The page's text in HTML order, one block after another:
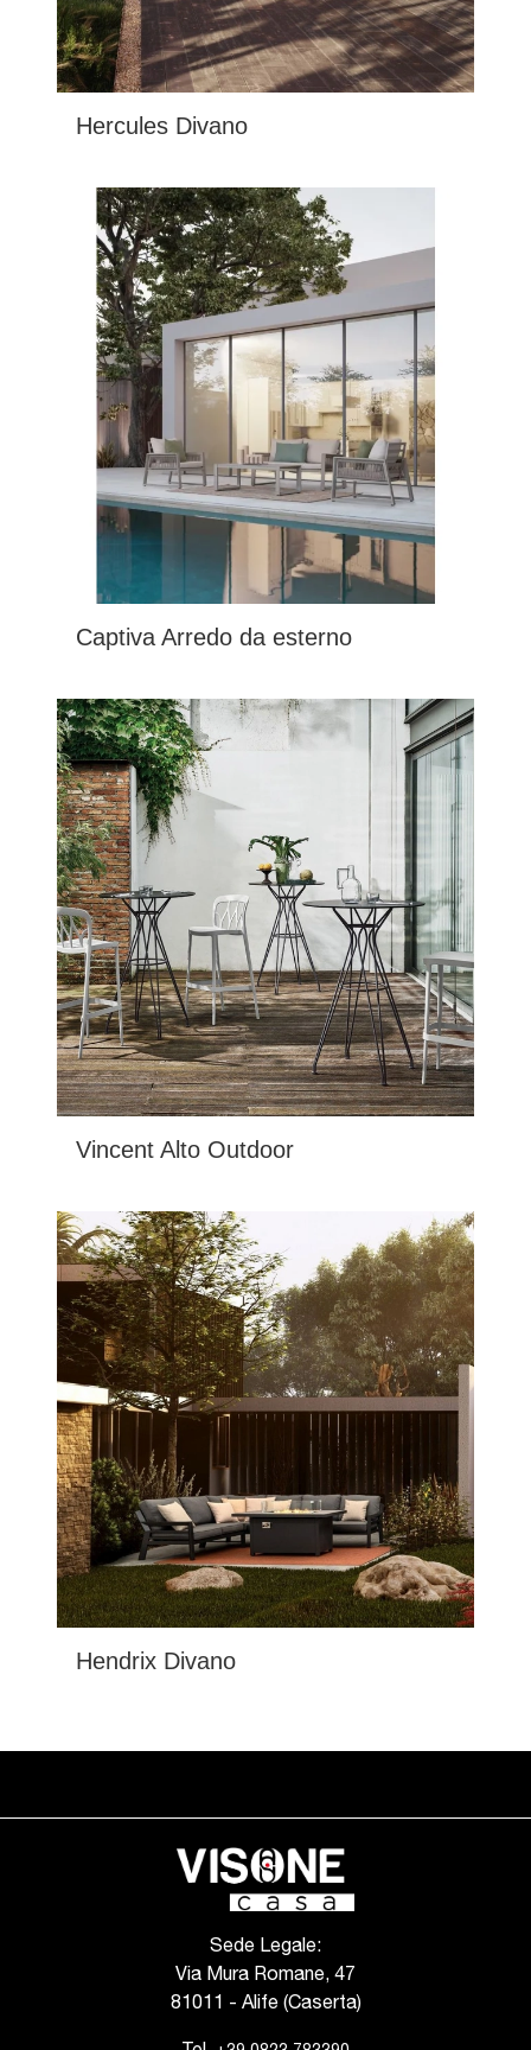
Hercules Divano
Captiva Arredo da esterno
Vincent Alto Outdoor
Hendrix Divano
Sede Legale:
Via Mura Romane, 47
81011 - Alife (Caserta)